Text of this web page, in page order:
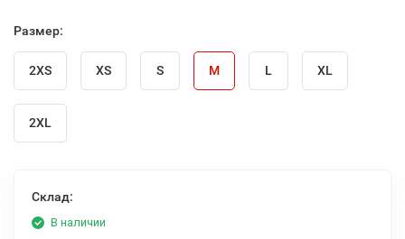
Размер:
2XS XS S M L XL
2XL
Склад:
В наличии